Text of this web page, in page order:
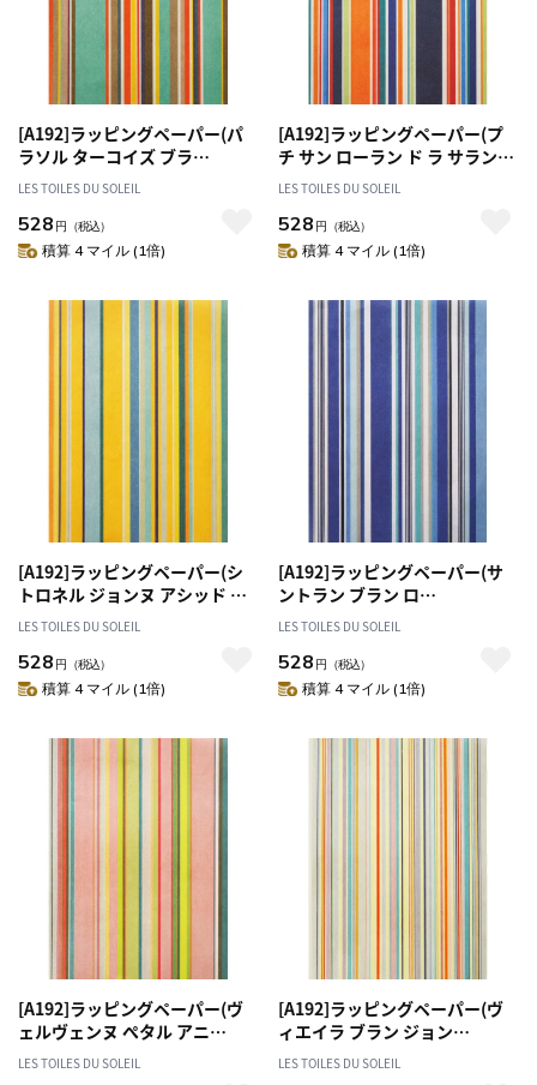
[A192]ラッピングペーパー(パ
ラソル ターコイズ ブラ
ン/PARASOL Turquoise Blanc)
LES TOILES DU SOLEIL
528 円 （税込）
積算 4 マイル (1倍)
[A192]ラッピングペーパー(プ
チ サン ローラン ド ラ サランク
ブラン ロア/PETIT ST
Blanc Roy) 包装紙
LES TOILES DU SOLEIL
528 円 （税込）
積算 4 マイル (1倍)
[A192]ラッピングペーパー(シ
トロネル ジョンヌ アシッド タ
ーコイズ/CITRONNELLE
Jaune Acide Turquoise) 包装
紙
LES TOILES DU SOLEIL
528 円 （税込）
積算 4 マイル (1倍)
[A192]ラッピングペーパー(サ
ントラン ブラン ロ
ア/SANTORIN Blanc Roy) 包装
紙
LES TOILES DU SOLEIL
528 円 （税込）
積算 4 マイル (1倍)
[A192]ラッピングペーパー(ヴ
ェルヴェンヌ ぺタル アニ
ス/VERVEINE Petale Anis) 包
LES TOILES DU SOLEIL
[A192]ラッピングペーパー(ヴ
ィエイラ ブラン ジョン
ヌ/VIEIRA Blanc Jaune) 包装
LES TOILES DU SOLEIL